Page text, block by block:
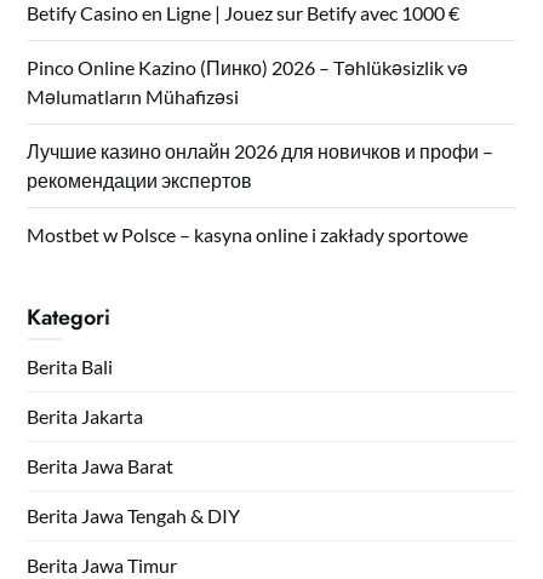
Betify Casino en Ligne | Jouez sur Betify avec 1000 €
Pinco Online Kazino (Пинко) 2026 – Təhlükəsizlik və
Məlumatların Mühafizəsi
Лучшие казино онлайн 2026 для новичков и профи –
рекомендации экспертов
Mostbet w Polsce – kasyna online i zakłady sportowe
Kategori
Berita Bali
Berita Jakarta
Berita Jawa Barat
Berita Jawa Tengah & DIY
Berita Jawa Timur